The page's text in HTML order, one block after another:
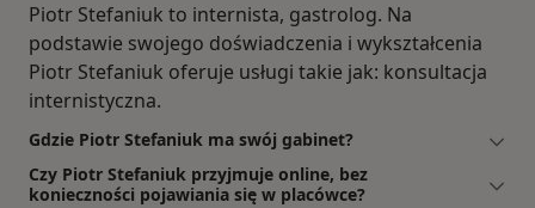
Piotr Stefaniuk to internista, gastrolog. Na
podstawie swojego doświadczenia i wykształcenia
Piotr Stefaniuk oferuje usługi takie jak: konsultacja
internistyczna.
Gdzie Piotr Stefaniuk ma swój gabinet?
Czy Piotr Stefaniuk przyjmuje online, bez
konieczności pojawiania się w placówce?